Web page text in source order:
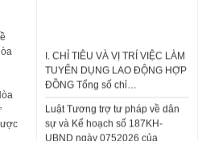
TUYỂN DỤNG LAO ĐỘNG HỢP
ĐỒNG Tổng số chỉ…
Luật Tương trợ tư pháp về dân
sự và Kế hoạch số 187KH-
UBND ngày 0752026 của
UBND…